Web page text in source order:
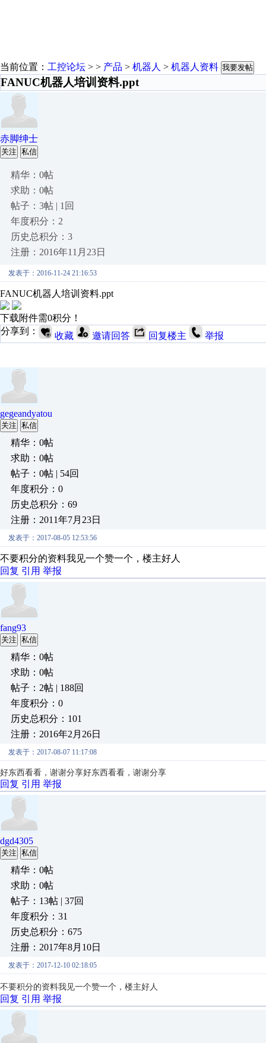
当前位置： 工控论坛 > > 产品 > 机器人 > 机器人资料 我要发帖
FANUC机器人培训资料.ppt
赤脚绅士
关注 私信
精华：0帖
求助：0帖
帖子：3帖 | 1回
年度积分：2
历史总积分：3
注册：2016年11月23日
发表于：2016-11-24 21:16:53
FANUC机器人培训资料.ppt
下载附件需0积分！
分享到：
收藏 邀请回答 回复楼主 举报
gegeandyatou
关注 私信
精华：0帖
求助：0帖
帖子：0帖 | 54回
年度积分：0
历史总积分：69
注册：2011年7月23日
发表于：2017-08-05 12:53:56
不要积分的资料我见一个赞一个，楼主好人
回复 引用 举报
fang93
关注 私信
精华：0帖
求助：0帖
帖子：2帖 | 188回
年度积分：0
历史总积分：101
注册：2016年2月26日
发表于：2017-08-07 11:17:08
好东西看看，谢谢分享好东西看看，谢谢分享
回复 引用 举报
dgd4305
关注 私信
精华：0帖
求助：0帖
帖子：13帖 | 37回
年度积分：31
历史总积分：675
注册：2017年8月10日
发表于：2017-12-10 02:18:05
不要积分的资料我见一个赞一个，楼主好人
回复 引用 举报